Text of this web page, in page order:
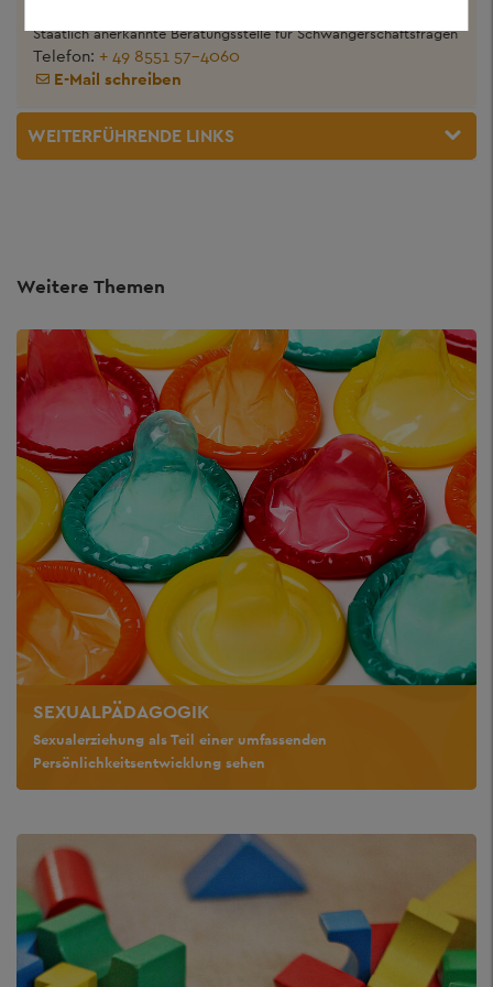
Staatlich anerkannte Beratungsstelle für Schwangerschaftsfragen
Telefon: + 49 8551 57-4060
E-Mail schreiben
WEITERFÜHRENDE LINKS
Weitere Themen
SEXUALPÄDAGOGIK
Sexualerziehung als Teil einer umfassenden
Persönlichkeitsentwicklung sehen